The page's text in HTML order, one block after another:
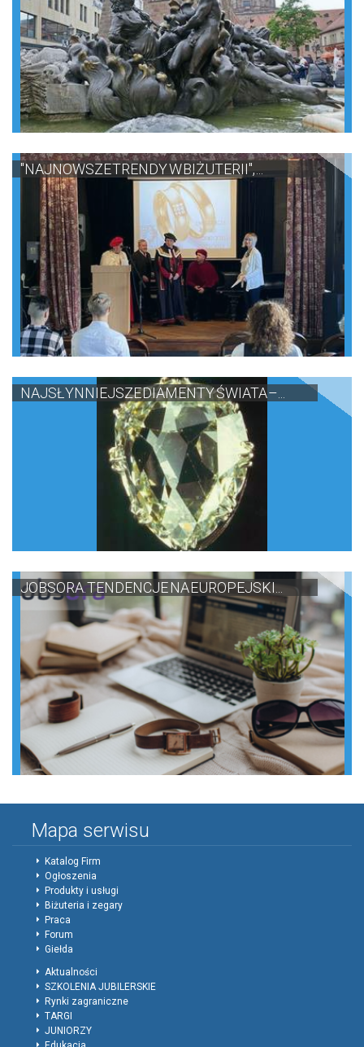
"NAJNOWSZE TRENDY W BIŻUTERII", ...
NAJSŁYNNIEJSZE DIAMENTY ŚWIATA –...
JOBSORA. TENDENCJE NA EUROPEJSKI...
Mapa serwisu
Katalog Firm
Ogłoszenia
Produkty i usługi
Biżuteria i zegary
Praca
Forum
Giełda
Aktualności
SZKOLENIA JUBILERSKIE
Rynki zagraniczne
TARGI
JUNIORZY